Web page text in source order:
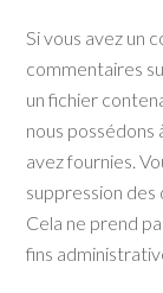
Si vous avez un
commentaires
un fichier
nous possédons
avez fournies.
suppression des
Cela ne prend
fins